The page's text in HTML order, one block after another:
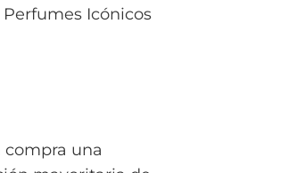
Icónicos
compra una